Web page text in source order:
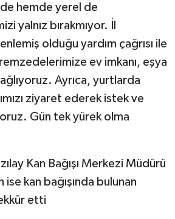
hemde yerel de
yalnız bırakmıyor. İl
olduğu yardım çağrısı ile
ev imkanı, eşya
Ayrıca, yurtlarda
ziyaret ederek istek ve
Gün tek yürek olma
Kan Bağışı Merkezi Müdürü
ise kan bağışında bulunan
etti